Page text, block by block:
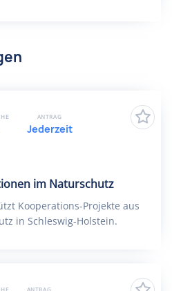
im Naturschutz
Kooperations-Projekte aus
in Schleswig-Holstein.
ANTRAG
Jederzeit
ANTRAG